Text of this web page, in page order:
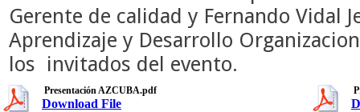
Gerente de calidad y Fernando Vidal
Aprendizaje y Desarrollo
los invitados del evento.
Presentación AZCUBA.pdf
Download File